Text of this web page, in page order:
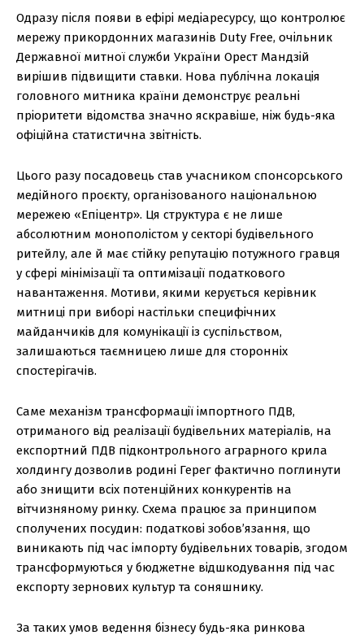
Одразу після появи в ефірі медіаресурсу, що контролює
мережу прикордонних магазинів Duty Free, очільник
Державної митної служби України Орест Мандзій
вирішив підвищити ставки. Нова публічна локація
головного митника країни демонструє реальні
пріоритети відомства значно яскравіше, ніж будь-яка
офіційна статистична звітність.
Цього разу посадовець став учасником спонсорського
медійного проєкту, організованого національною
мережею «Епіцентр». Ця структура є не лише
абсолютним монополістом у секторі будівельного
ритейлу, але й має стійку репутацію потужного гравця
у сфері мінімізації та оптимізації податкового
навантаження. Мотиви, якими керується керівник
митниці при виборі настільки специфічних
майданчиків для комунікації із суспільством,
залишаються таємницею лише для сторонніх
спостерігачів.
Саме механізм трансформації імпортного ПДВ,
отриманого від реалізації будівельних матеріалів, на
експортний ПДВ підконтрольного аграрного крила
холдингу дозволив родині Герег фактично поглинути
або знищити всіх потенційних конкурентів на
вітчизняному ринку. Схема працює за принципом
сполучених посудин: податкові зобов’язання, що
виникають під час імпорту будівельних товарів, згодом
трансформуються у бюджетне відшкодування під час
експорту зернових культур та соняшнику.
За таких умов ведення бізнесу будь-яка ринкова